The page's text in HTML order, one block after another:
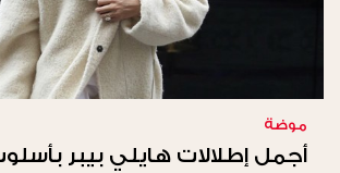
موضة
أجمل إطلالات هايلي بيبر